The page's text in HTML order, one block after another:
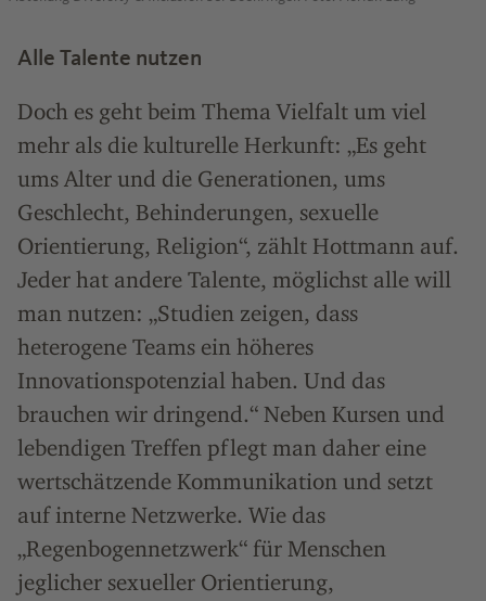
Alle Talente nutzen
Doch es geht beim Thema Vielfalt um viel
mehr als die kulturelle Herkunft: „Es geht
ums Alter und die Generationen, ums
Geschlecht, Behinderungen, sexuelle
Orientierung, Religion“, zählt Hottmann auf.
Jeder hat andere Talente, möglichst alle will
man nutzen: „Studien zeigen, dass
heterogene Teams ein höheres
Innovationspotenzial haben. Und das
brauchen wir dringend.“ Neben Kursen und
lebendigen Treffen pflegt man daher eine
wertschätzende Kommunikation und setzt
auf interne Netzwerke. Wie das
„Regenbogennetzwerk“ für Menschen
jeglicher sexueller Orientierung,